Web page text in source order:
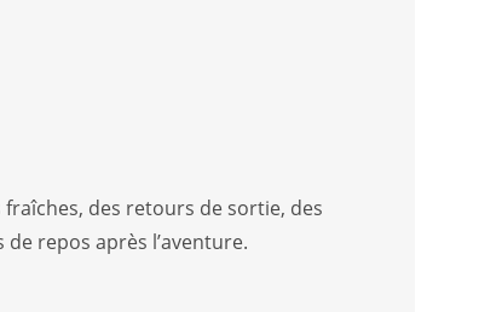
des retours de sortie, des
repos après l’aventure.